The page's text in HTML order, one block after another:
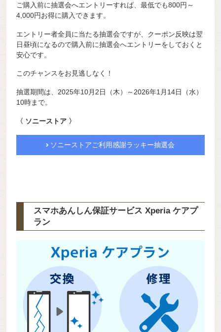
ご購入前に抽選会へエントリーすれば、最低でも800円～
4,000円お得に購入できます。
エントリー者全員に当たる抽選会ですが、クーポン反映は翌
日昼頃になるので購入前に抽選会へエントリーをしておくと
安心です。
このチャンスをお見逃しなく！
抽選期間は、2025年10月2日（木）～2026年1月14日（水）
10時まで。
〈 ソニーストア 〉
ソニーストアご利用感謝ラッキー抽選会
スマホあんしん保証サービス Xperia ケアプ
ラン